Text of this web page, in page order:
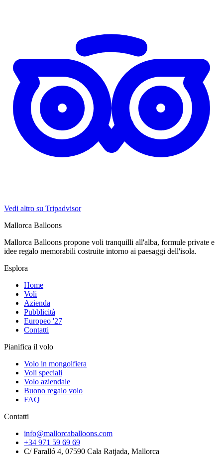
Vedi altro su Tripadvisor
Mallorca Balloons
Mallorca Balloons propone voli tranquilli all'alba, formule private e
idee regalo memorabili costruite intorno ai paesaggi dell'isola.
Esplora
Home
Voli
Azienda
Pubblicità
Europeo '27
Contatti
Pianifica il volo
Volo in mongolfiera
Voli speciali
Volo aziendale
Buono regalo volo
FAQ
Contatti
info@mallorcaballoons.com
+34 971 59 69 69
C/ Faralló 4, 07590 Cala Ratjada, Mallorca